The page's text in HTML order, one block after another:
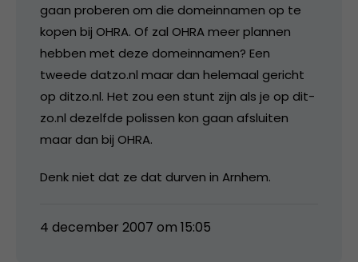
gaan proberen om die domeinnamen op te
kopen bij OHRA. Of zal OHRA meer plannen
hebben met deze domeinnamen? Een
tweede datzo.nl maar dan helemaal gericht
op ditzo.nl. Het zou een stunt zijn als je op dit-
zo.nl dezelfde polissen kon gaan afsluiten
maar dan bij OHRA.
Denk niet dat ze dat durven in Arnhem.
4 december 2007 om 15:05